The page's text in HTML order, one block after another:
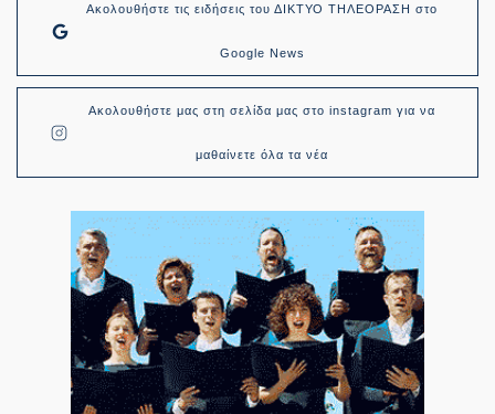
Ακολουθήστε τις ειδήσεις του ΔΙΚΤΥΟ ΤΗΛΕΟΡΑΣΗ στο
Google News
Ακολουθήστε μας στη σελίδα μας στο instagram για να
μαθαίνετε όλα τα νέα